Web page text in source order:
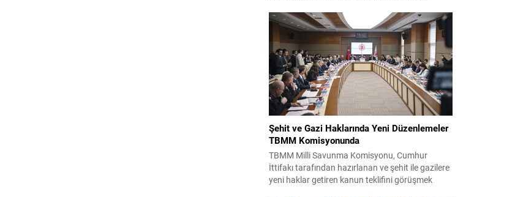
öncesi avantaj sağladı. Karşılaşma sonrası
takım yönetimi mücadeleyi değerlendirdi ve
gelecek planlarına dair bilgi verdi. Futboldan
sorumlu yönetici Cihan Kamer,...
Şehit ve Gazi Haklarında Yeni Düzenlemeler
TBMM Komisyonunda
TBMM Milli Savunma Komisyonu, Cumhur
İttifakı tarafından hazırlanan ve şehit ile gazilere
yeni haklar getiren kanun teklifini görüşmek